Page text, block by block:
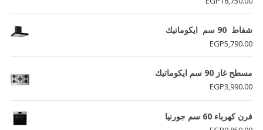
شفاط 90 سم ايكوماتيك
EGP5,790.00
مسطح غاز 90 سم ايكوماتيك
EGP3,990.00
فرن كهرباء 60 سم جورنيا